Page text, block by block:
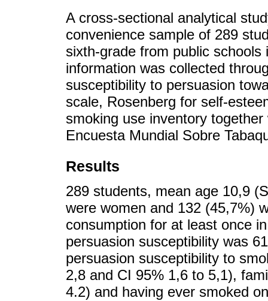
A cross-sectional analytical
convenience sample of 289
sixth-grade from public
information was collected
susceptibility to persuasion
scale, Rosenberg for self-
smoking use inventory
Encuesta Mundial Sobre
Results
289 students, mean age 10,9
were women and 132 (45,7%)
consumption for at least once
persuasion susceptibility was
persuasion susceptibility to
2,8 and CI 95% 1,6 to 5,1),
4.2) and having ever smoked